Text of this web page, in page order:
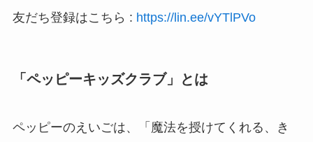
友だち登録はこちら : https://lin.ee/vYTlPVo
「ペッピーキッズクラブ」とは
ペッピーのえいごは、「魔法を授けてくれる、き